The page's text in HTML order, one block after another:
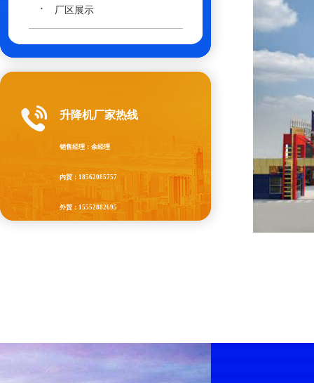
· 厂区展示
升降机厂家热线
销售经理：余经理
内贸：18562085757
外贸：15552882695